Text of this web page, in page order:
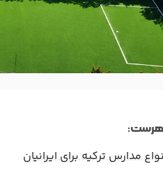
مدارس ترکیه برای ایرانیان